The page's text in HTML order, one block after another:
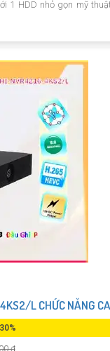
1 HDD nhỏ gọn mỹ
L CHỨC NĂNG
₫